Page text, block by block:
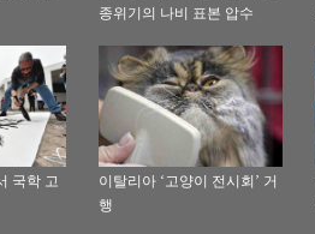
종위기의 나비 표본 압수
국학 고
이탈리아 ‘고양이 전시회’ 거
행